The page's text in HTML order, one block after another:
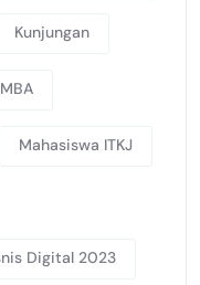
Kunjungan
Mahasiswa ITKJ
Digital 2023